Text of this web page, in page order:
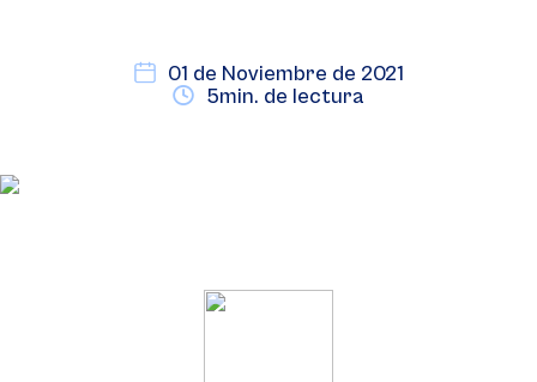
01 de Noviembre de 2021
5min. de lectura